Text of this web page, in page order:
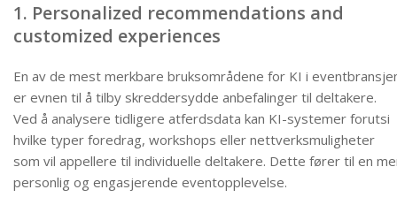
1. Personalized recommendations and
customized experiences
En av de mest merkbare bruksområdene for KI i
er evnen til å tilby skreddersydde anbefalinger til deltakere.
Ved å analysere tidligere atferdsdata kan KI-systemer forutsi
hvilke typer foredrag, workshops eller nettverksmuligheter
som vil appellere til individuelle deltakere. Dette fører til en
personlig og engasjerende eventopplevelse.